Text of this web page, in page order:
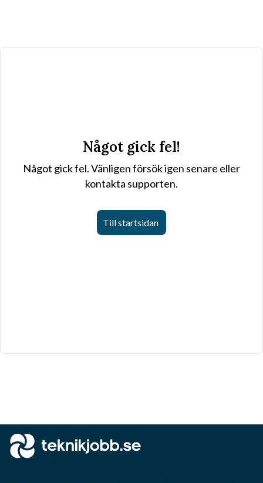
Något gick fel!
Något gick fel. Vänligen försök igen senare eller
kontakta supporten.
Till startsidan